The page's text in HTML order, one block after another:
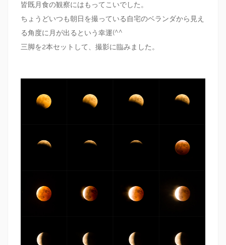
皆既月食の観察にはもってこいでした。
ちょうどいつも朝日を撮っている自宅のベランダから見え
る角度に月が出るという幸運(^^
三脚を2本セットして、撮影に臨みました。